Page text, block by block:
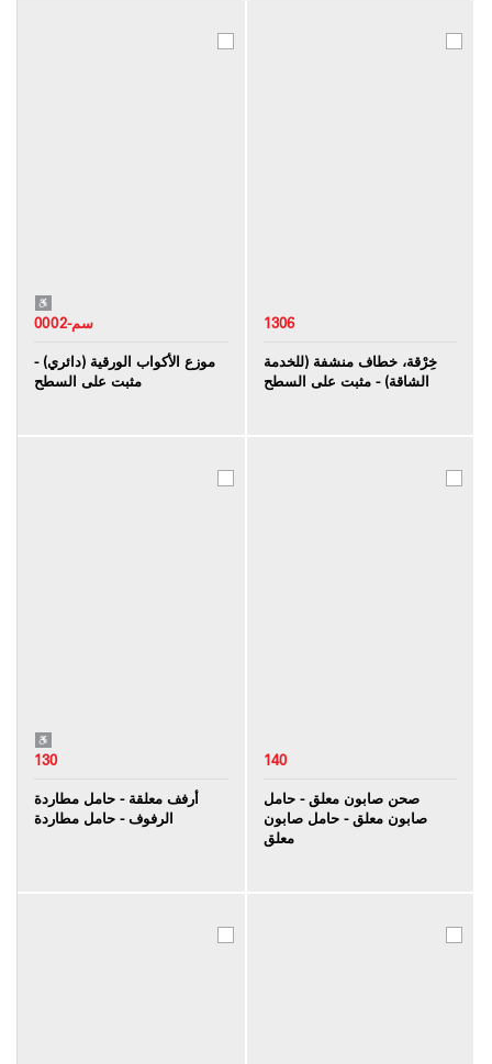
0002-سم
موزع الأكواب الورقية (دائري) -
مثبت على السطح
1306
خِرْقة، خطاف منشفة (للخدمة
الشاقة) - مثبت على السطح
130
أرفف معلقة - حامل مطاردة
الرفوف - حامل مطاردة
140
صحن صابون معلق - حامل
صابون معلق - حامل صابون
معلق